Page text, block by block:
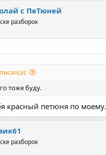
с ПеТюней
разборок
тоже буду.
красный петюня по моему.
разборок